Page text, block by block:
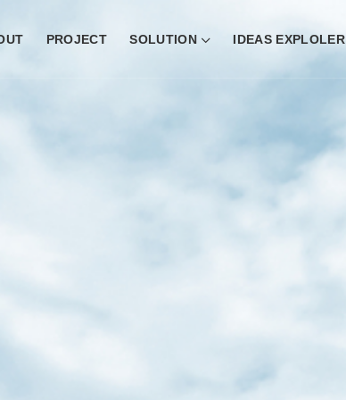
PROJECT SOLUTION IDEAS EXPLOLER